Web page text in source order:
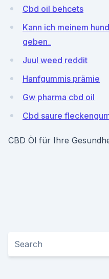
Cbd oil behcets
Kann ich meinem
geben_
Juul weed reddit
Hanfgummis prämie
Gw pharma cbd oil
Cbd saure
CBD Öl für Ihre